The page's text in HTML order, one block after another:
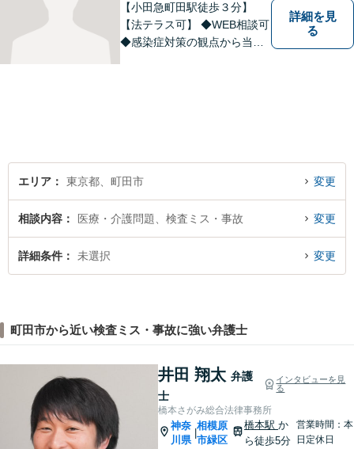
【小田急町田駅徒歩３分】
【法テラス可】 ◆WEB相談可
◆感染症対策の観点から当面
詳細を見
る
エリア 東京都、町田市 変更
相談内容 医療・介護問題、検査ミス・事故 変更
詳細条件 未選択 変更
町田市から近い検査ミス・事故に強い弁護士
井田 翔太 弁護
士
インタビューを見
る
橋本さがみ総合法律事務所
神奈
川県
相模原
市緑区
橋本駅 か
ら徒歩5分
営業時間：本
日定休日